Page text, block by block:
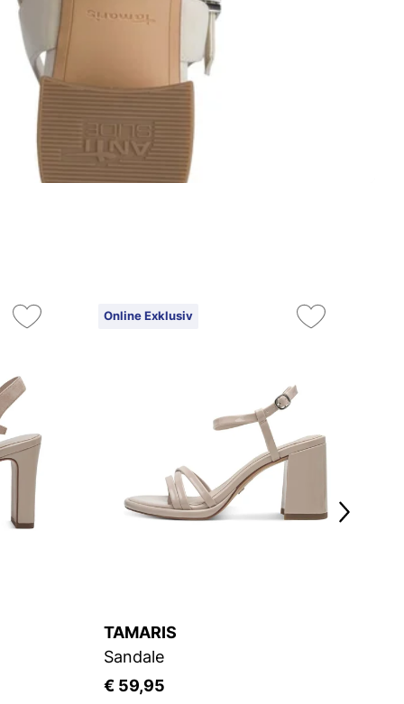
Online Exklusiv
TAMARIS
Sandale
€ 59,95